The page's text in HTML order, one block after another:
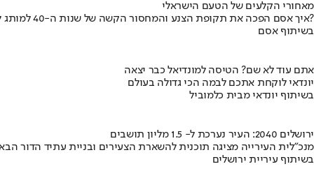
מאחורי הקלעים של הטעם הישראלי
איך אסם הפכה את תקופת הצנע והמחסור הקשה של שנות ה-40 למותג לאומי?
בשיתוף אסם
אתם עוד לא שם? הטיסה למונדיאל כבר יצאה
יונדאי לוקחת אתכם לבמה הכי גדולה בעולם
בשיתוף יונדאי מבית כלמוביל
ירושלים 2040: העיר נערכת ל- 1.5 מליון תושבים
מנכ"לית העירייה מציגה תוכנית להשארת הצעירים ובניית עתיד הדור
בשיתוף עיריית ירושלים